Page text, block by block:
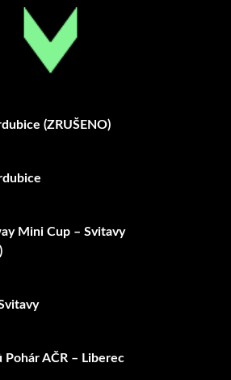
(ZRUŠENO)
Mini Cup – Svitavy
AČR – Liberec